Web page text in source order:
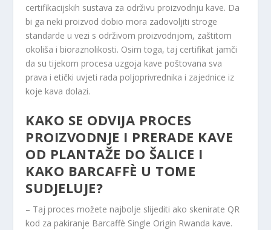
certifikacijskih sustava za održivu proizvodnju kave. Da
bi ga neki proizvod dobio mora zadovoljiti stroge
standarde u vezi s održivom proizvodnjom, zaštitom
okoliša i bioraznolikosti. Osim toga, taj certifikat jamči
da su tijekom procesa uzgoja kave poštovana sva
prava i etički uvjeti rada poljoprivrednika i zajednice iz
koje kava dolazi.
KAKO SE ODVIJA PROCES
PROIZVODNJE I PRERADE KAVE
OD PLANTAŽE DO ŠALICE I
KAKO BARCAFFÈ U TOME
SUDJELUJE?
– Taj proces možete najbolje slijediti ako skenirate QR
kod za pakiranje Barcaffè Single Origin Rwanda kave.